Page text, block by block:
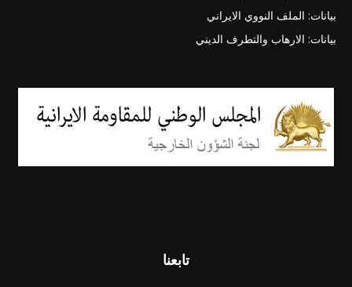
بيانات: الملف النووي الايراني
بيانات: الارهاب والتطرف الديني
تابعنا